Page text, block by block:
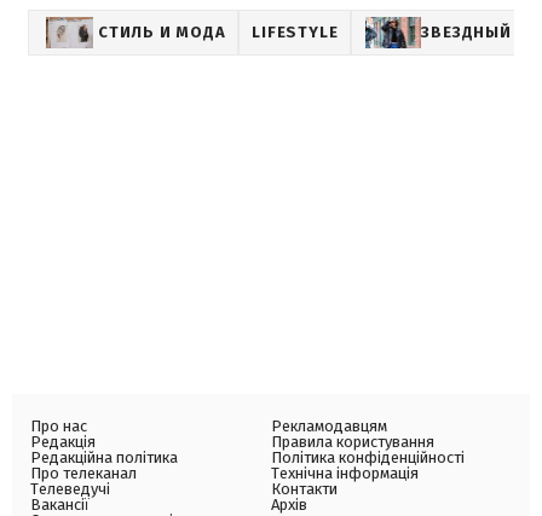
СТИЛЬ И МОДА LIFESTYLE ЗВЕЗДНЫЙ
Про нас
Редакція
Редакційна політика
Про телеканал
Телеведучі
Вакансії
Рекламодавцям
Правила користування
Політика конфіденційності
Технічна інформація
Контакти
Архів